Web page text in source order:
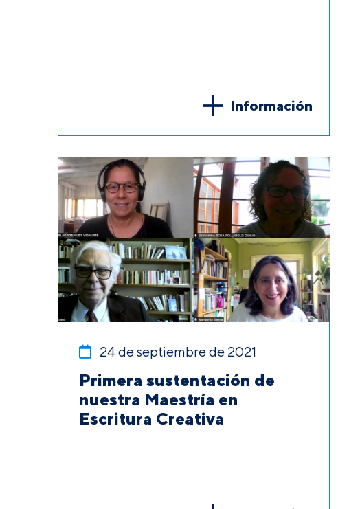
Información
24 de septiembre de 2021
Primera sustentación de
nuestra Maestría en
Escritura Creativa